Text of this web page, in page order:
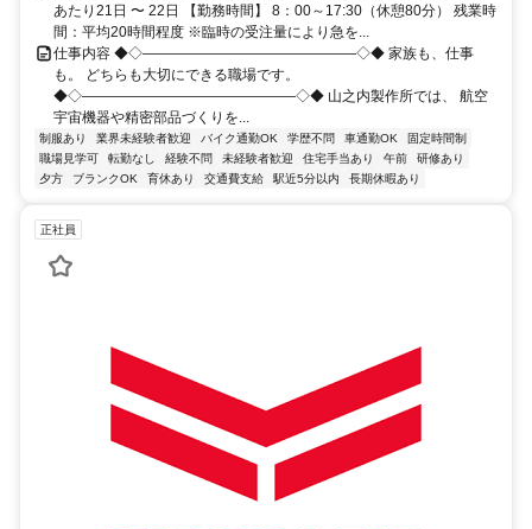
あたり21日 〜 22日 【勤務時間】 8：00～17:30（休憩80分） 残業時
間：平均20時間程度 ※臨時の受注量により急を...
仕事内容 ◆◇―――――――――――――――◇◆ 家族も、仕事
も。 どちらも大切にできる職場です。
◆◇―――――――――――――――◇◆ 山之内製作所では、 航空
宇宙機器や精密部品づくりを...
制服あり 業界未経験者歓迎 バイク通勤OK 学歴不問 車通勤OK
固定時間制
職場見学可
転勤なし 経験不問 未経験者歓迎 住宅手当あり 午前
研修あり
夕方
ブランクOK 育休あり 交通費支給 駅近5分以内 長期休暇あり
正社員